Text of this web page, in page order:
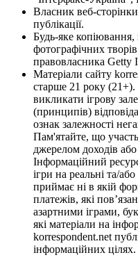
Власник веб-
публікації.
Будь-яке копіювання,
фотографічних творів
правовласника Getty
Матеріали сайту
старше 21 року (21+).
викликати ігрову
(принципів)
ознак залежності
Пам'ятайте, що
джерелом доходів
Інформаційний
ігри на реальні та/
приймає ні в якій
платежів, які
азартними іграми,
які матеріали на
korrespondent.net
інформаційних цілях.